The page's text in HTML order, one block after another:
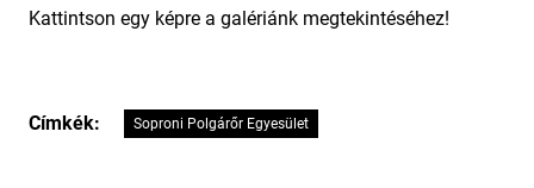
Kattintson egy képre a galériánk megtekintéséhez!
Címkék: Soproni Polgárőr Egyesület